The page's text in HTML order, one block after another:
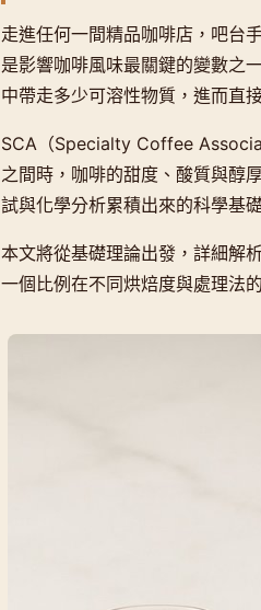
走進任何一間精品咖啡店，吧台
是影響咖啡風味最關鍵的變數
中帶走多少可溶性物質，進而直
SCA（Specialty Coffee
之間時，咖啡的甜度、酸質與醇
試與化學分析累積出來的科學基
本文將從基礎理論出發，詳細解
一個比例在不同烘焙度與處理法